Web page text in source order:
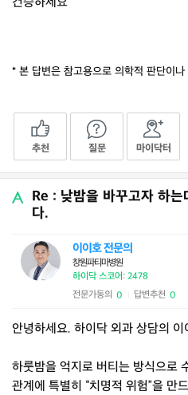
* 본 답변은 참고용으로 의학적 판단이
추천 질문 마이닥터
Re : 낮밤을 바꾸고자 하는
다.
이이호 전문의
창원파티마병원
하이닥 스코어: 2478
전문가동의 0 답변추천 0
안녕하세요. 하이닥 외과 상담의 이
하룻밤을 억지로 버티는 방식으로
관계에 특별히 “치명적 위험”을 만